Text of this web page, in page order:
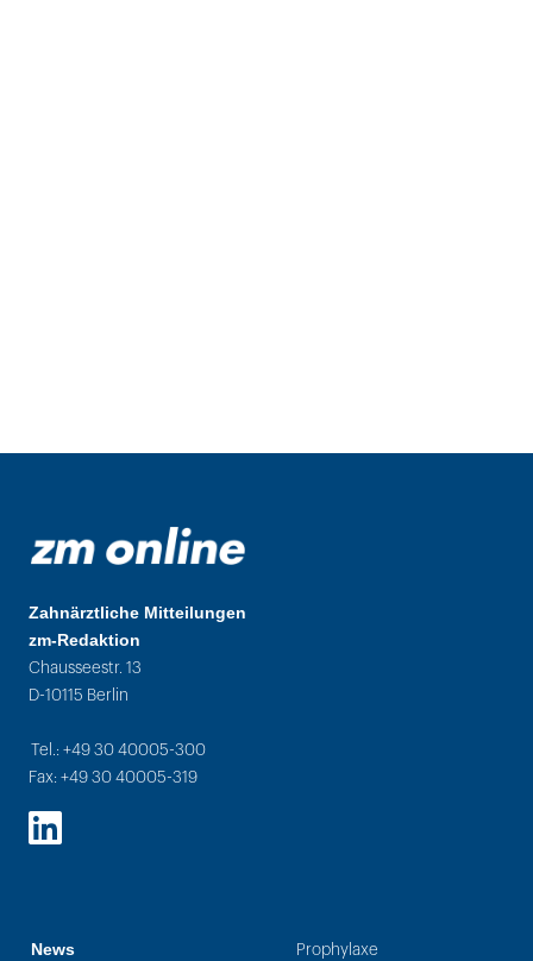
Zahnärztliche Mitteilungen
zm-Redaktion
Chausseestr. 13
D-10115 Berlin
Tel.: +49 30 40005-300
Fax: +49 30 40005-319
LinkedIn
News Prophylaxe